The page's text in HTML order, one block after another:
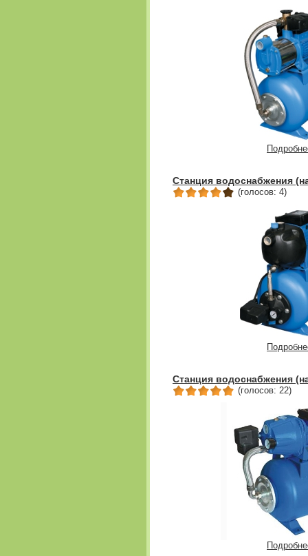
Станция водоснабжения
(голосов: 4)
Станция водоснабжения
(голосов: 22)